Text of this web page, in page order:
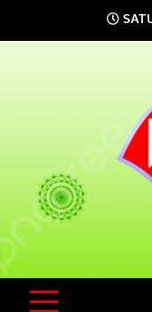
to
KNLS
India`s No.1